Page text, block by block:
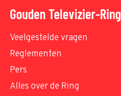
Gouden Televizier-Ring
Veelgestelde vragen
Reglementen
Pers
Alles over de Ring